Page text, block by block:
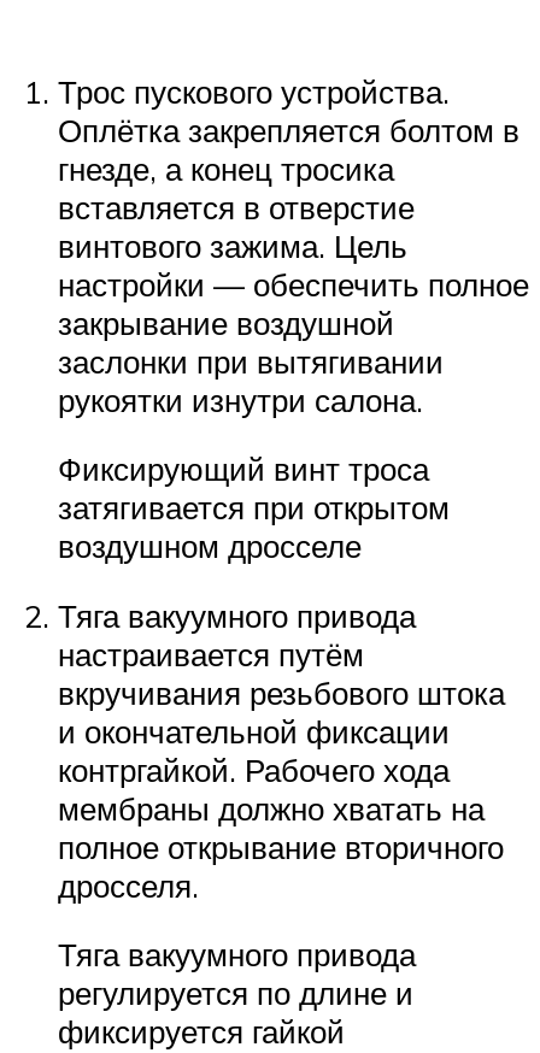
Трос пускового устройства.
Оплётка закрепляется болтом в
гнезде, а конец тросика
вставляется в отверстие
винтового зажима. Цель
настройки — обеспечить полное
закрывание воздушной
заслонки при вытягивании
рукоятки изнутри салона.
Фиксирующий винт троса
затягивается при открытом
воздушном дросселе
Тяга вакуумного привода
настраивается путём
вкручивания резьбового штока
и окончательной фиксации
контргайкой. Рабочего хода
мембраны должно хватать на
полное открывание вторичного
дросселя.
Тяга вакуумного привода
регулируется по длине и
фиксируется гайкой